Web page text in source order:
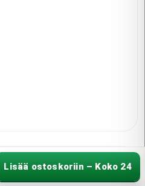
Lisää ostoskoriin – Koko 24